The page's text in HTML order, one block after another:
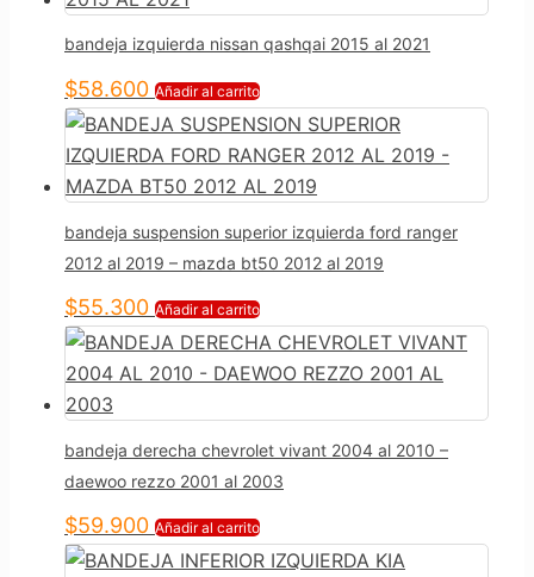
bandeja izquierda nissan qashqai 2015 al 2021
$58.600 Añadir al carrito
bandeja suspension superior izquierda ford ranger
2012 al 2019 – mazda bt50 2012 al 2019
$55.300 Añadir al carrito
bandeja derecha chevrolet vivant 2004 al 2010 –
daewoo rezzo 2001 al 2003
$59.900 Añadir al carrito